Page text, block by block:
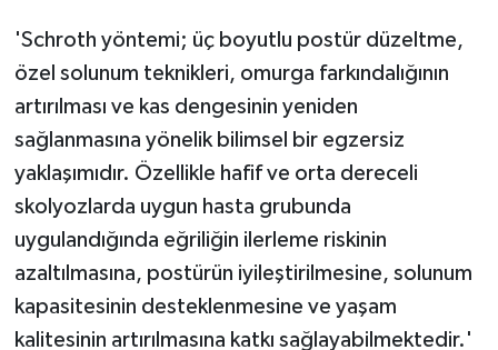
'Schroth yöntemi; üç boyutlu postür düzeltme,
özel solunum teknikleri, omurga farkındalığının
artırılması ve kas dengesinin yeniden
sağlanmasına yönelik bilimsel bir egzersiz
yaklaşımıdır. Özellikle hafif ve orta dereceli
skolyozlarda uygun hasta grubunda
uygulandığında eğriliğin ilerleme riskinin
azaltılmasına, postürün iyileştirilmesine, solunum
kapasitesinin desteklenmesine ve yaşam
kalitesinin artırılmasına katkı sağlayabilmektedir.'